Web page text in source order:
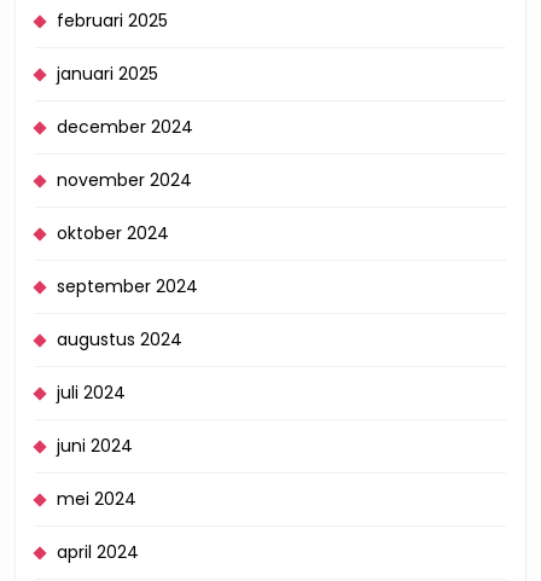
februari 2025
januari 2025
december 2024
november 2024
oktober 2024
september 2024
augustus 2024
juli 2024
juni 2024
mei 2024
april 2024